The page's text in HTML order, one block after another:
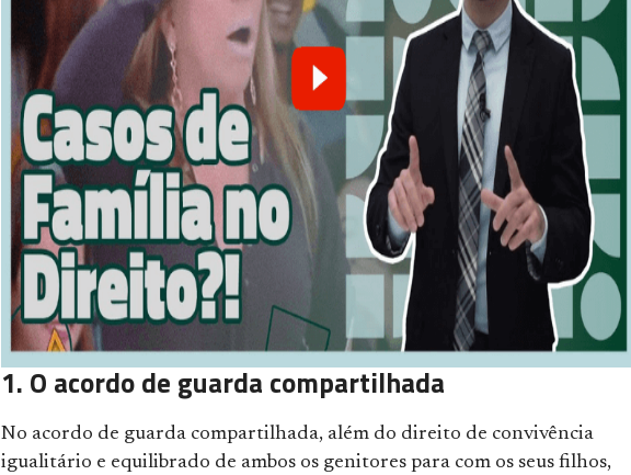
1. O acordo de guarda compartilhada
No acordo de guarda compartilhada, além do direito de convivência
igualitário e equilibrado de ambos os genitores para com os seus filhos,